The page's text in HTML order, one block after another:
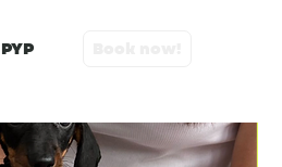
PYP